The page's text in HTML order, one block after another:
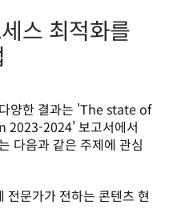
스 최적화를
양한 결과는 'The state of
2023-2024' 보고서에서
다음과 같은 주제에 관심
문가가 전하는 콘텐츠 현